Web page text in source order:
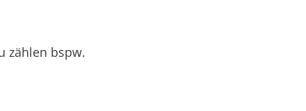
zählen bspw.